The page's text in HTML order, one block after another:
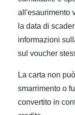
all'esaurimento
la data di
informazioni
sul voucher
La carta non
smarrimento o
convertito in